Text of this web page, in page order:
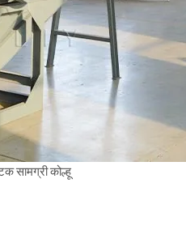
सामग्री कोल्हू